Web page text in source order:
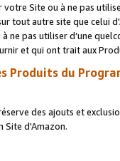
votre Site ou à ne pas
tout autre site que celui
ne pas utiliser d’une
et qui ont trait aux
Produits du
des ajouts et
Site d'Amazon.